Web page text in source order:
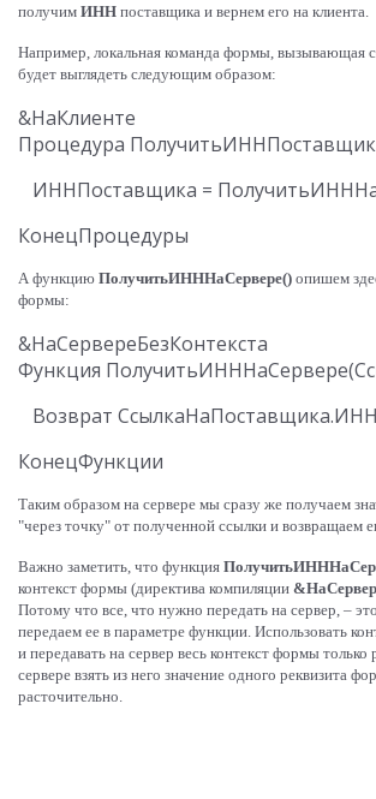
получим ИНН поставщика и вернем его на клиента.
Например, локальная команда формы, вызывающая
будет выглядеть следующим образом:
&НаКлиенте
А функцию ПолучитьИНННаСервере() опишем
формы:
&НаСервереБезКонтекста
Таким образом на сервере мы сразу же получаем
"через точку" от полученной ссылки и возвращаем
Важно заметить, что функция
контекст формы (директива компиляции
Потому что все, что нужно передать на сервер, –
передаем ее в параметре функции. Использовать
и передавать на сервер весь контекст формы
сервере взять из него значение одного реквизита
расточительно.